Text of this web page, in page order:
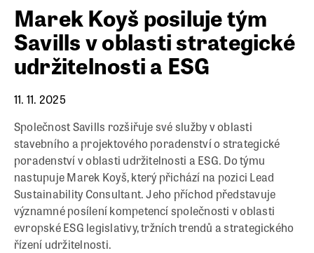
Marek Koyš posiluje tým
Savills v oblasti strategické
udržitelnosti a ESG
11. 11. 2025
Společnost Savills rozšiřuje své služby v oblasti
stavebního a projektového poradenství o strategické
poradenství v oblasti udržitelnosti a ESG. Do týmu
nastupuje Marek Koyš, který přichází na pozici Lead
Sustainability Consultant. Jeho příchod představuje
významné posílení kompetencí společnosti v oblasti
evropské ESG legislativy, tržních trendů a strategického
řízení udržitelnosti.